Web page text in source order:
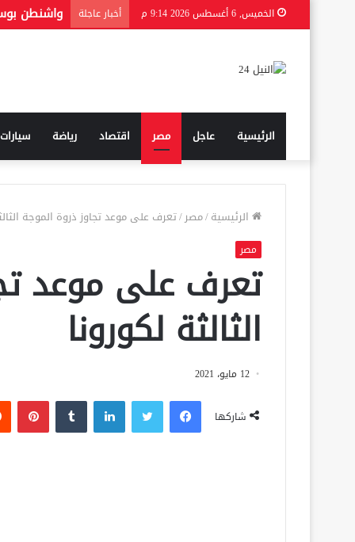
الخميس, 6 أغسطس 2026 9:14 م أخبار عاجلة
الرئيسية عاجل مصر اقتصاد رياضة سيارات
الرئيسية/مصر/تعرف على موعد تجاوز ذروة الموجة
مصر
تعرف على موعد
الثالثة لكورونا
12 مايو، 2021
شاركها
فيسبوك لينكدإن بينتيريست